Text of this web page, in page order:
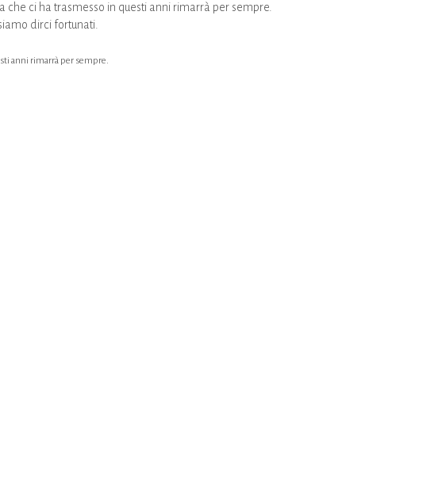
che ci ha trasmesso in questi anni rimarrà per sempre.
dirci fortunati.
anni rimarrà per sempre.